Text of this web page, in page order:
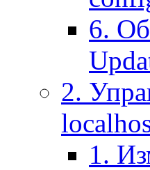
6.
2.
1.